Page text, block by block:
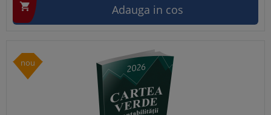
 Adauga in cos
nou